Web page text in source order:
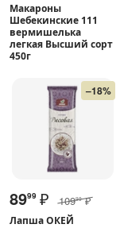
Макароны
Шебекинские 111
вермишелька
легкая Высший сорт
450г
–18%
8999 ₽ 10999 ₽
Лапша ОКЕЙ